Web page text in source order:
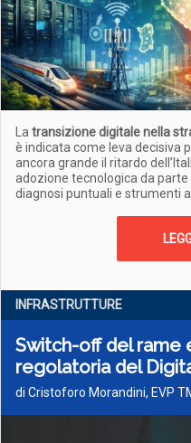
La transizione digitale nella
è indicata come leva decisiva
ancora grande il ritardo
adozione tecnologica da
diagnosi puntuali e strumenti
INFRASTRUTTURE
Switch-off del rame
regolatoria del
di Cristoforo Morandini, EVP